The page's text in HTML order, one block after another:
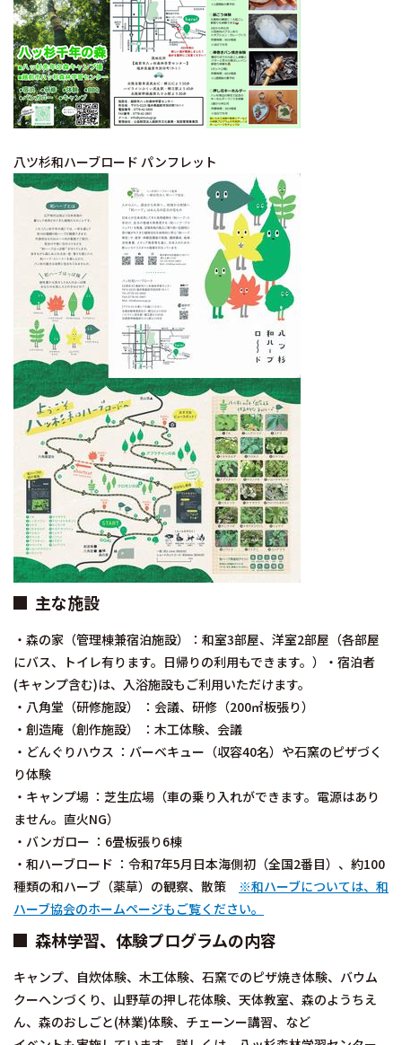
八ツ杉和ハーブロード パンフレット
主な施設
・森の家（管理棟兼宿泊施設）：和室3部屋、洋室2部屋（各部屋
にバス、トイレ有ります。日帰りの利用もできます。）・宿泊者
(キャンプ含む)は、入浴施設もご利用いただけます。
・八角堂（研修施設） ：会議、研修（200㎡板張り）
・創造庵（創作施設） ：木工体験、会議
・どんぐりハウス ：バーベキュー（収容40名）や石窯のピザづく
り体験
・キャンプ場 ：芝生広場（車の乗り入れができます。電源はあり
ません。直火NG）
・バンガロー ：6畳板張り6棟
・和ハーブロード ：令和7年5月日本海側初（全国2番目）、約100
種類の和ハーブ（薬草）の観察、散策 ※和ハーブについては、和
ハーブ協会のホームページもご覧ください。
森林学習、体験プログラムの内容
キャンプ、自炊体験、木工体験、石窯でのピザ焼き体験、バウム
クーヘンづくり、山野草の押し花体験、天体教室、森のようちえ
ん、森のおしごと(林業)体験、チェーンー講習、など